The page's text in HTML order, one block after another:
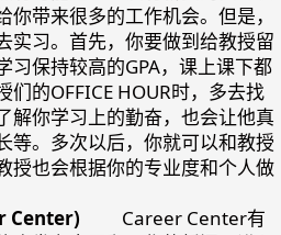
带来很多的工作机会。但是，
实习。首先，你要做到给教授留
习保持较高的GPA，课上课下都
们的OFFICE HOUR时，多去找
解你学习上的勤奋，也会让他真
等。多次以后，你就可以和教授
授也会根据你的专业度和个人做
Center) Career Center有